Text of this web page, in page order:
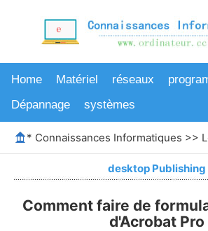
Home Matériel réseaux
Dépannage
systèmes
* Connaissances Informatiques >>
desktop Publishing
Comment faire de
d'Acrobat Pro